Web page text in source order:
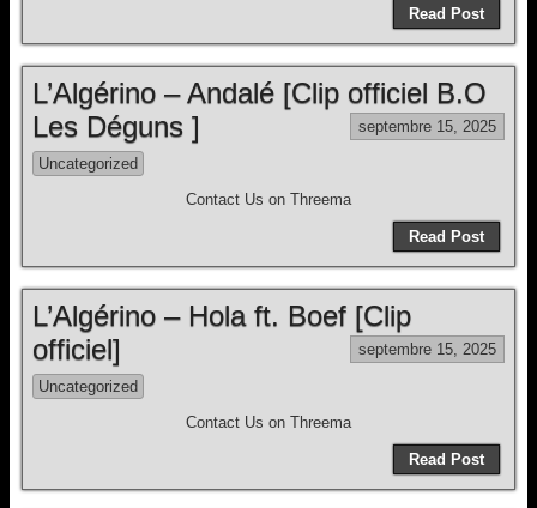
Read Post
L’Algérino – Andalé [Clip officiel B.O
Les Déguns ]
septembre 15, 2025
Uncategorized
Contact Us on Threema
Read Post
L’Algérino – Hola ft. Boef [Clip
officiel]
septembre 15, 2025
Uncategorized
Contact Us on Threema
Read Post